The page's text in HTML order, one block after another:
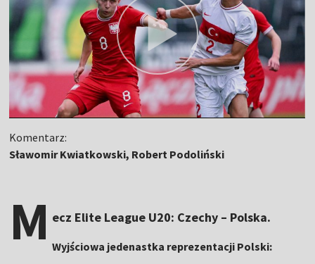
Komentarz:
Sławomir Kwiatkowski, Robert Podoliński
M ecz Elite League U20: Czechy – Polska.
Wyjściowa jedenastka reprezentacji Polski: